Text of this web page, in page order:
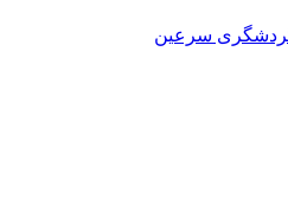
سرعین